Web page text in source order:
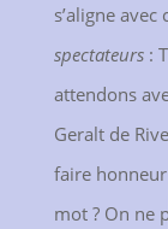
s’aligne
spectateurs:
attendons
Geralt de
faire
mot ? On ne